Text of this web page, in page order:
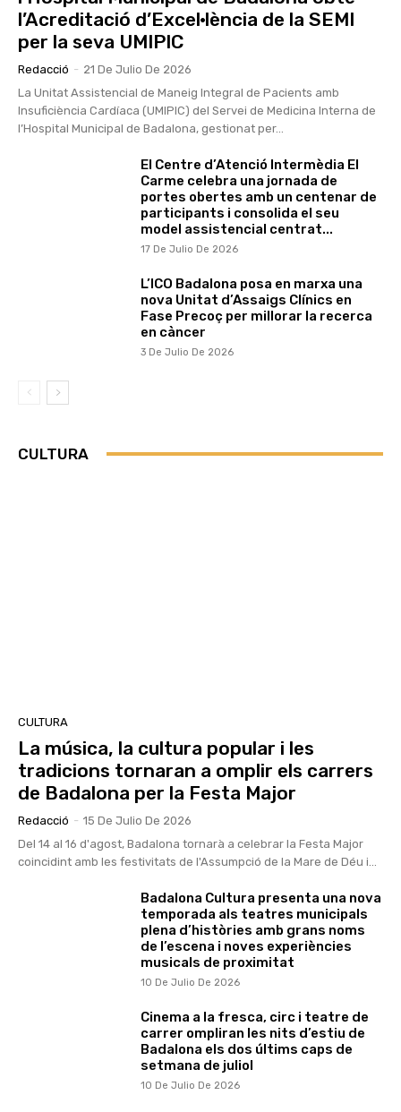
l’Acreditació d’Excel·lència de la SEMI
per la seva UMIPIC
Redacció - 21 De Julio De 2026
La Unitat Assistencial de Maneig Integral de Pacients amb
Insuficiència Cardíaca (UMIPIC) del Servei de Medicina Interna de
l’Hospital Municipal de Badalona, gestionat per...
El Centre d’Atenció Intermèdia El
Carme celebra una jornada de
portes obertes amb un centenar de
participants i consolida el seu
model assistencial centrat...
17 De Julio De 2026
L’ICO Badalona posa en marxa una
nova Unitat d’Assaigs Clínics en
Fase Precoç per millorar la recerca
en càncer
3 De Julio De 2026
CULTURA
CULTURA
La música, la cultura popular i les
tradicions tornaran a omplir els carrers
de Badalona per la Festa Major
Redacció - 15 De Julio De 2026
Del 14 al 16 d'agost, Badalona tornarà a celebrar la Festa Major
coincidint amb les festivitats de l'Assumpció de la Mare de Déu i...
Badalona Cultura presenta una nova
temporada als teatres municipals
plena d’històries amb grans noms
de l’escena i noves experiències
musicals de proximitat
10 De Julio De 2026
Cinema a la fresca, circ i teatre de
carrer ompliran les nits d’estiu de
Badalona els dos últims caps de
setmana de juliol
10 De Julio De 2026